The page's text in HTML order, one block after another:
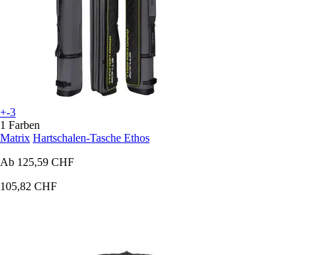
+-3
1 Farben
Matrix Hartschalen-Tasche Ethos
Ab 125,59 CHF
105,82 CHF